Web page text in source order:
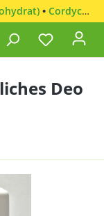
• Cordyceps sinensis
Deo